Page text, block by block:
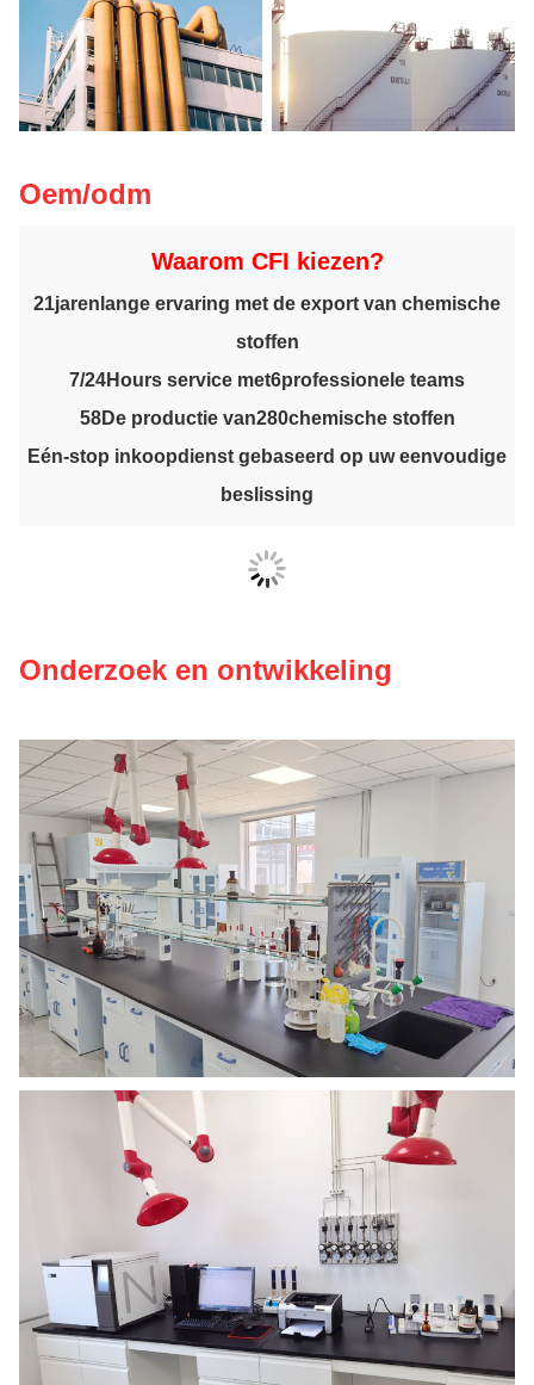
Oem/odm
Waarom CFI kiezen?
21jarenlange ervaring met de export van chemische
stoffen
7/24Hours service met6professionele teams
58De productie van280chemische stoffen
Eén-stop inkoopdienst gebaseerd op uw eenvoudige
beslissing
Onderzoek en ontwikkeling